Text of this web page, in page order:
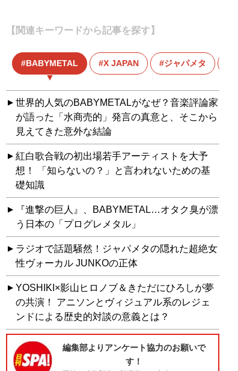
【関連キーワードから記事を探す】
BABYMETAL X JAPAN ジャパメタ
世界的人気のBABYMETALがなぜ？音楽評論家
が語った「水商売的」発言の真意と、そこから
見えてきた意外な結論
紅白歌合戦の初出場若手アーティストを大予
想！ 「知らないの？」と言われないための基
礎知識
『進撃の巨人』、BABYMETAL…オタク臭が漂
う日本の「プログレメタル」
ラジオで話題騒然！ジャパメタの隠れた超絶女
性ヴォーカル JUNKOの正体
YOSHIKI×影山ヒロノブ＆きただにひろしが夢
の共演！ アニソンとヴィジュアル系のレジェ
ンドによる歴史的対談の意義とは？